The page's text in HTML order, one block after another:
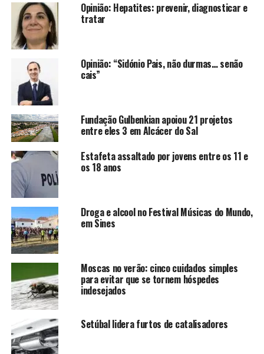
Opinião: Hepatites: prevenir, diagnosticar e
tratar
Opinião: “Sidónio Pais, não durmas… senão
cais”
Fundação Gulbenkian apoiou 21 projetos
entre eles 3 em Alcácer do Sal
Estafeta assaltado por jovens entre os 11 e
os 18 anos
Droga e alcool no Festival Músicas do Mundo,
em Sines
Moscas no verão: cinco cuidados simples
para evitar que se tornem hóspedes
indesejados
Setúbal lidera furtos de catalisadores